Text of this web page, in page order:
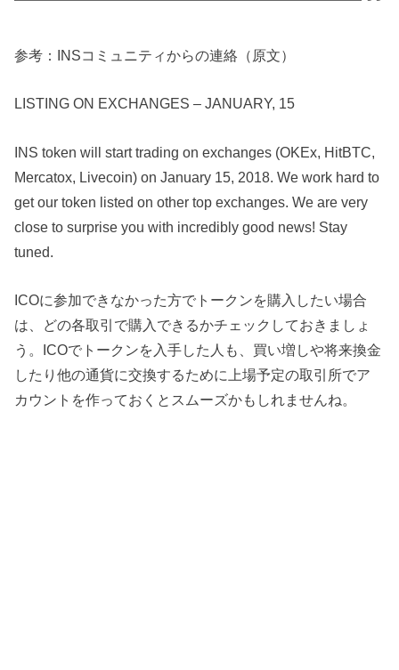
参考：INSコミュニティからの連絡（原文）
LISTING ON EXCHANGES – JANUARY, 15
INS token will start trading on exchanges (OKEx, HitBTC,
Mercatox, Livecoin) on January 15, 2018. We work hard to
get our token listed on other top exchanges. We are very
close to surprise you with incredibly good news! Stay
tuned.
ICOに参加できなかった方でトークンを購入したい場合
は、どの各取引で購入できるかチェックしておきましょ
う。ICOでトークンを入手した人も、買い増しや将来換金
したり他の通貨に交換するために上場予定の取引所でア
カウントを作っておくとスムーズかもしれませんね。